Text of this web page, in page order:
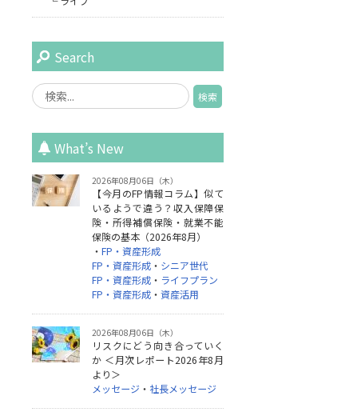
Search
What’s New
2026年08月06日（木）
【今月のFP情報コラム】似て
いるようで違う？収入保障保
険・所得補償保険・就業不能
保険の基本（2026年8月）
・ FP・資産形成
FP・資産形成 ・ シニア世代
FP・資産形成 ・ ライフプラン
FP・資産形成 ・ 資産活用
2026年08月06日（木）
リスクにどう向き合っていく
か ＜月次レポート2026年8月
より＞
メッセージ ・ 社長メッセージ